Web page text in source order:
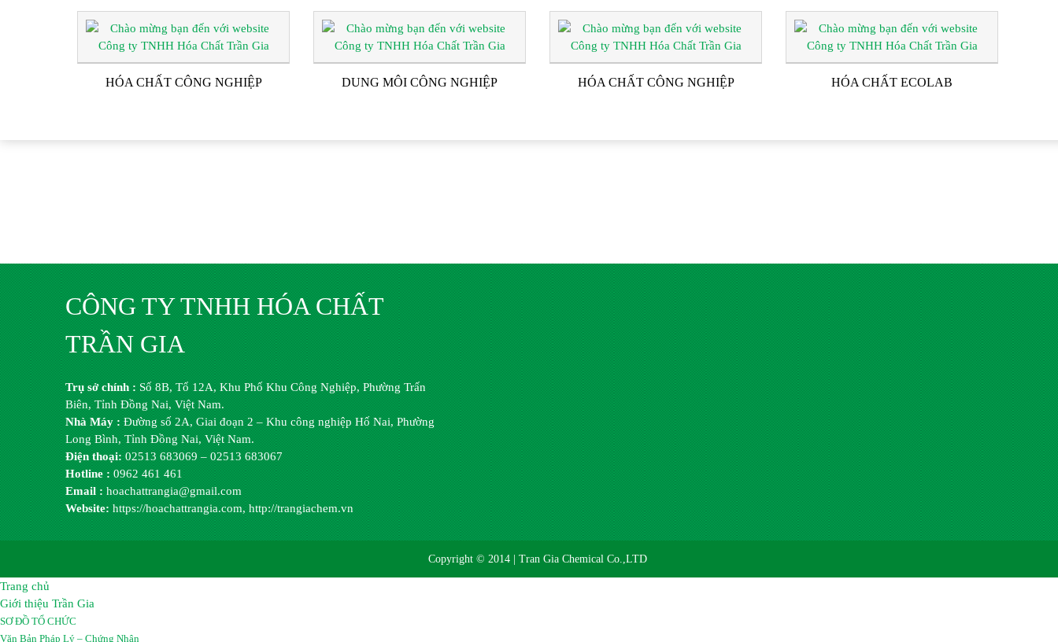
HÓA CHẤT CÔNG NGHIỆP DUNG MÔI CÔNG NGHIỆP HÓA CHẤT CÔNG NGHIỆP HÓA CHẤT ECOLAB
CÔNG TY TNHH HÓA CHẤT
TRẦN GIA
Trụ sở chính :Số 8B, Tổ 12A, Khu Phố Khu Công Nghiệp, Phường Trấn
Biên, Tỉnh Đồng Nai, Việt Nam.
Nhà Máy :Đường số 2A, Giai đoạn 2 – Khu công nghiệp Hố Nai, Phường
Long Bình, Tỉnh Đồng Nai, Việt Nam.
Điện thoại:02513 683069 – 02513 683067
Hotline :0962 461 461
Email :hoachattrangia@gmail.com
Website:https://hoachattrangia.com, http://trangiachem.vn
Copyright © 2014 | Tran Gia Chemical Co.,LTD
Trang chủ
Giới thiệu Trần Gia
SƠ ĐỒ TỔ CHỨC
Văn Bản Pháp Lý – Chứng Nhận